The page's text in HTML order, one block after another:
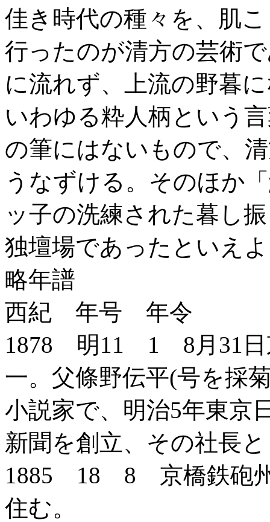
佳き時代の種々を、肌
行ったのが清方の芸術
に流れず、上流の野暮
いわゆる粋人柄という
の筆にはないもので、
うなずける。そのほか
ッ子の洗練された暮し
独壇場であったといえ
略年譜
西紀 年号 年令
1878 明11 1 8月31日
一。父條野伝平(号を採
小説家で、明治5年東京
新聞を創立、その社長
1885 18 8 京橋鉄砲州
住む。